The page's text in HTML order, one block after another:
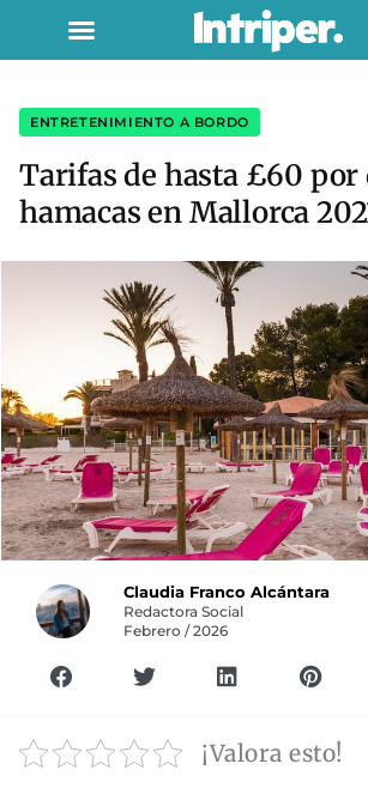
ENTRETENIMIENTO A BORDO
Tarifas de hasta £60 por
hamacas en Mallorca
Claudia Franco Alcántara
Redactora Social
Febrero / 2026
¡Valora esto!